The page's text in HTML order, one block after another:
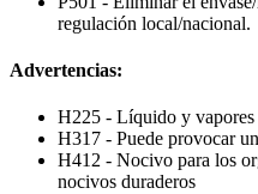
regulación local/nacional.
Advertencias:
H225 - Líquido y
H317 - Puede provocar
H412 - Nocivo para los
nocivos duraderos